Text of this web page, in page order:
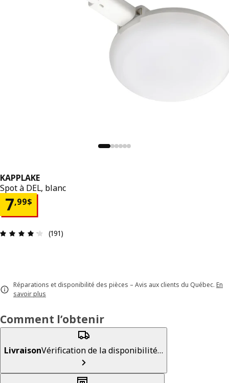
KAPPLAKE
Spot à DEL, blanc
7,99$
Prix 7,99$
Avis: 4.2 sur 5 étoiles. Nombre total d'avis: 191
(191)
Réparations et disponibilité des pièces – Avis aux clients du Québec. En
savoir plus
Comment l’obtenir
LivraisonVérification de la disponibilité…